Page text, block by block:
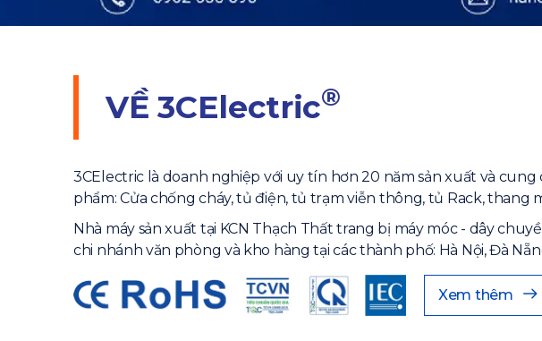
VỀ3CElectric®
3CElectric là doanh nghiệp với uy tín hơn 20 năm sản xuất và cung
phẩm: Cửa chống cháy, tủ điện, tủ trạm viễn thông, tủ Rack, thang
Nhà máy sản xuất tại KCN Thạch Thất trang bị máy móc - dây
chi nhánh văn phòng và kho hàng tại các thành phố: Hà Nội, Đà
Xem thêm